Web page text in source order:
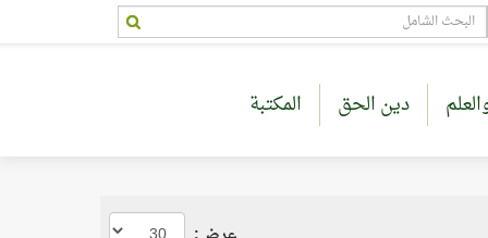
دين الحق المكتبة